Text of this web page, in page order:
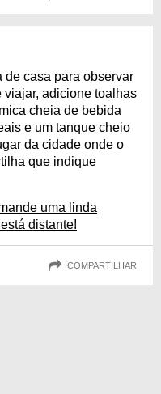
casa para observar
viajar, adicione toalhas
cheia de bebida
e um tanque cheio
da cidade onde o
que indique
uma linda
distante!
COMPARTILHAR